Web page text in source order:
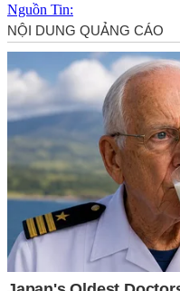
Nguồn Tin: